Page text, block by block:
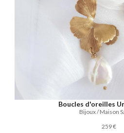
Boucles d'oreilles
Bijoux / Maison
259 €